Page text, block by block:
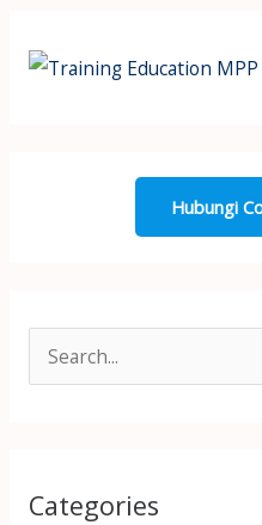
Hubungi
c
Categories